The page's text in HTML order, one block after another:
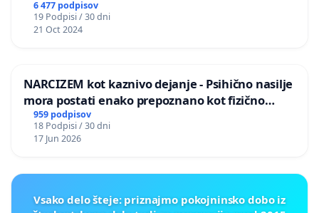
6 477 podpisov
19 Podpisi / 30 dni
21 Oct 2024
NARCIZEM kot kaznivo dejanje - Psihično nasilje
mora postati enako prepoznano kot fizično
nasilje
959 podpisov
18 Podpisi / 30 dni
17 Jun 2026
Vsako delo šteje: priznajmo pokojninsko dobo iz